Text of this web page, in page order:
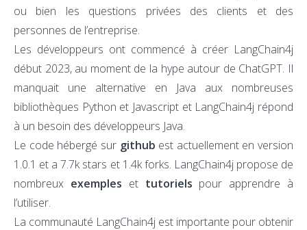
ou bien les questions privées des clients et des
personnes de l’entreprise.
Les développeurs ont commencé à créer LangChain4j
début 2023, au moment de la hype autour de ChatGPT. Il
manquait une alternative en Java aux nombreuses
bibliothèques Python et Javascript et LangChain4j répond
à un besoin des développeurs Java.
Le code hébergé sur github est actuellement en version
1.0.1 et a 7.7k stars et 1.4k forks. LangChain4j propose de
nombreux exemples et tutoriels pour apprendre à
l’utiliser.
La communauté LangChain4j est importante pour obtenir